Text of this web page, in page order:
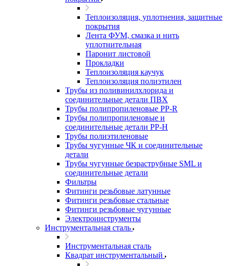
Теплоизоляция, уплотнения, защитные
покрытия
Лента ФУМ, смазка и нить
уплотнительная
Паронит листовой
Прокладки
Теплоизоляция каучук
Теплоизоляция полиэтилен
Трубы из поливинилхлорида и
соединительные детали ПВХ
Трубы полипропиленовые PP-R
Трубы полипропиленовые и
соединительные детали PP-H
Трубы полиэтиленовые
Трубы чугунные ЧК и соединительные
детали
Трубы чугунные безраструбные SML и
соединительные детали
Фильтры
Фитинги резьбовые латунные
Фитинги резьбовые стальные
Фитинги резьбовые чугунные
Электроинструменты
Инструментальная сталь
Инструментальная сталь
Квадрат инструментальный